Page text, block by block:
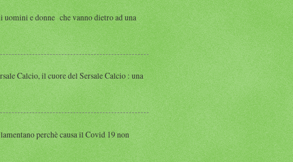
e donne che vanno dietro ad una
Calcio, il cuore del Sersale Calcio : una
perchè causa il Covid 19 non